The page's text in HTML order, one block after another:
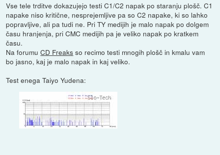
Vse tele trditve dokazujejo testi C1/C2 napak po staranju plošč. C1
napake niso kritične, nesprejemljive pa so C2 napake, ki so lahko
popravljive, ali pa tudi ne. Pri TY medijih je malo napak po dolgem
času hranjenja, pri CMC medijih pa je veliko napak po kratkem
času.
Na forumuCD Freaks so recimo testi mnogih plošč in kmalu vam
bo jasno, kaj je malo napak in kaj veliko.
Test enega Taiyo Yudena: